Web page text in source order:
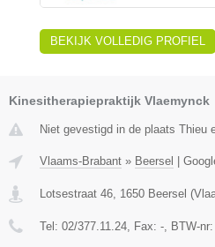
BEKIJK VOLLEDIG PROFIEL
Kinesitherapiepraktijk Vlaemynck
Niet gevestigd in de plaats Thieu
Vlaams-Brabant » Beersel |
Lotsestraat 46 1650 Beersel (
Tel: 02/377.11.24 , Fax: - , BTW-nr: